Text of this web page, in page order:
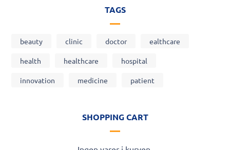
TAGS
beauty clinic doctor ealthcare
health healthcare hospital
innovation medicine patient
SHOPPING CART